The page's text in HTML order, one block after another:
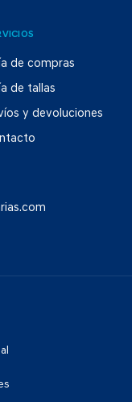
de compras
de tallas
y devoluciones